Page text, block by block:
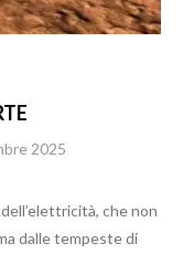
2025
che non
dalle tempeste di